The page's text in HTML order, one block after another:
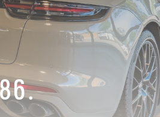
OPENINGSTIJDEN
Ma. t/m vr
08.00 - 17.00
Za.
08.00 - 15.00
Zo.
Gesloten